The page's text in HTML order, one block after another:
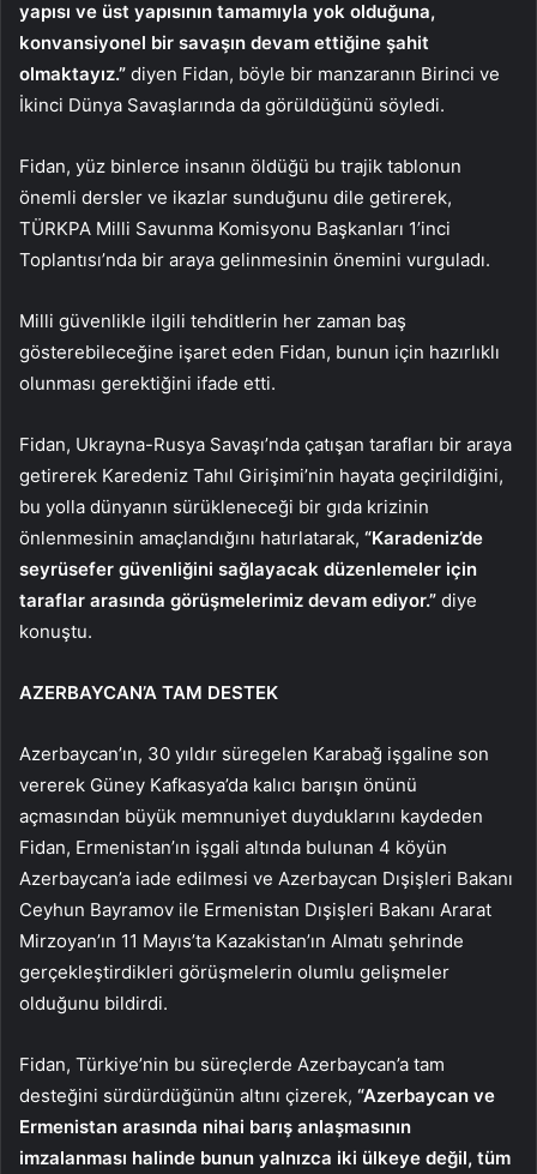
yapısı ve üst yapısının tamamıyla yok olduğuna,
konvansiyonel bir savaşın devam ettiğine şahit
olmaktayız.” diyen Fidan, böyle bir manzaranın Birinci ve
İkinci Dünya Savaşlarında da görüldüğünü söyledi.
Fidan, yüz binlerce insanın öldüğü bu trajik tablonun
önemli dersler ve ikazlar sunduğunu dile getirerek,
TÜRKPA Milli Savunma Komisyonu Başkanları 1’inci
Toplantısı’nda bir araya gelinmesinin önemini vurguladı.
Milli güvenlikle ilgili tehditlerin her zaman baş
gösterebileceğine işaret eden Fidan, bunun için hazırlıklı
olunması gerektiğini ifade etti.
Fidan, Ukrayna-Rusya Savaşı’nda çatışan tarafları bir araya
getirerek Karedeniz Tahıl Girişimi’nin hayata geçirildiğini,
bu yolla dünyanın sürükleneceği bir gıda krizinin
önlenmesinin amaçlandığını hatırlatarak, “Karadeniz’de
seyrüsefer güvenliğini sağlayacak düzenlemeler için
taraflar arasında görüşmelerimiz devam ediyor.” diye
konuştu.
AZERBAYCAN’A TAM DESTEK
Azerbaycan’ın, 30 yıldır süregelen Karabağ işgaline son
vererek Güney Kafkasya’da kalıcı barışın önünü
açmasından büyük memnuniyet duyduklarını kaydeden
Fidan, Ermenistan’ın işgali altında bulunan 4 köyün
Azerbaycan’a iade edilmesi ve Azerbaycan Dışişleri Bakanı
Ceyhun Bayramov ile Ermenistan Dışişleri Bakanı Ararat
Mirzoyan’ın 11 Mayıs’ta Kazakistan’ın Almatı şehrinde
gerçekleştirdikleri görüşmelerin olumlu gelişmeler
olduğunu bildirdi.
Fidan, Türkiye’nin bu süreçlerde Azerbaycan’a tam
desteğini sürdürdüğünün altını çizerek, “Azerbaycan ve
Ermenistan arasında nihai barış anlaşmasının
imzalanması halinde bunun yalnızca iki ülkeye değil, tüm